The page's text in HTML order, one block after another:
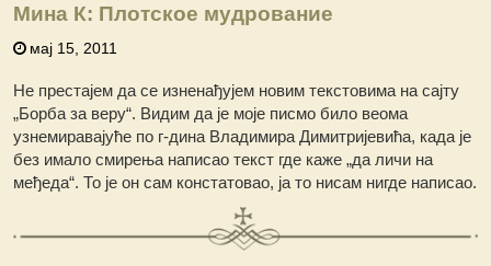
Мина К: Плотское мудрование
мај 15, 2011
Не престајем да се изненађујем новим текстовима на сајту
„Борба за веру“. Видим да је моје писмо било веома
узнемиравајуће по г-дина Владимира Димитријевића, када је
без имало смирења написао текст где каже „да личи на
међеда“. То је он сам констатовао, ја то нисам нигде написао.